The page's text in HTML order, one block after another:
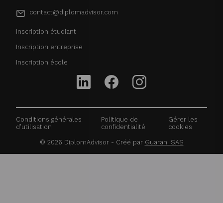
contact@diplomadvisor.com
Inscription étudiant
Inscription entreprise
Inscription école
Conditions générales
d'utilisation
Politique de
confidentialité
Gérer les
cookies
© 2026 DiplomAdvisor - Créé par Guarani SAS